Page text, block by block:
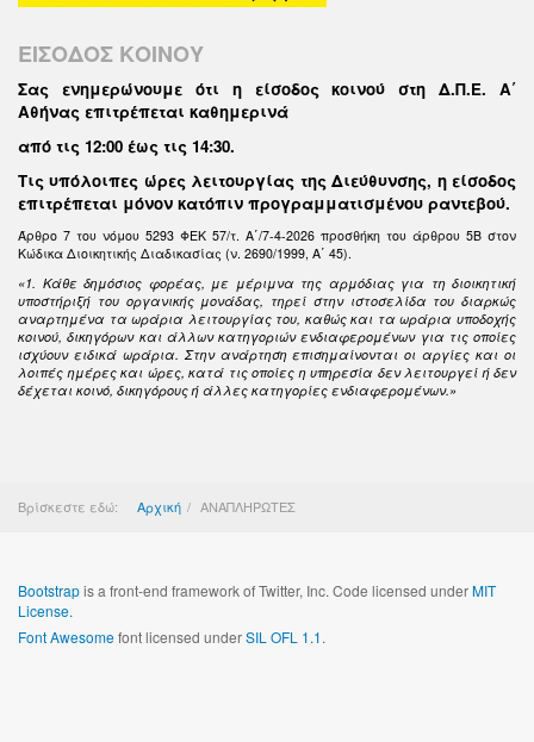
ΕΙΣΟΔΟΣ ΚΟΙΝΟΥ
Σας ενημερώνουμε ότι η είσοδος κοινού στη Δ.Π.Ε. Α΄
Αθήνας επιτρέπεται καθημερινά
από τις 12:00 έως τις 14:30.
Τις υπόλοιπες ώρες λειτουργίας της Διεύθυνσης, η είσοδος
επιτρέπεται μόνον κατόπιν προγραμματισμένου ραντεβού.
Άρθρο 7 του νόμου 5293 ΦΕΚ 57/τ. Α΄/7-4-2026 προσθήκη του άρθρου 5Β στον
Κώδικα Διοικητικής Διαδικασίας (ν. 2690/1999, Α΄ 45).
«1. Κάθε δημόσιος φορέας, με μέριμνα της αρμόδιας για τη διοικητική
υποστήριξή του οργανικής μονάδας, τηρεί στην ιστοσελίδα του διαρκώς
αναρτημένα τα ωράρια λειτουργίας του, καθώς και τα ωράρια υποδοχής
κοινού, δικηγόρων και άλλων κατηγοριών ενδιαφερομένων για τις οποίες
ισχύουν ειδικά ωράρια. Στην ανάρτηση επισημαίνονται οι αργίες και οι
λοιπές ημέρες και ώρες, κατά τις οποίες η υπηρεσία δεν λειτουργεί ή δεν
δέχεται κοινό, δικηγόρους ή άλλες κατηγορίες ενδιαφερομένων.»
Βρίσκεστε εδώ: Αρχική ΑΝΑΠΛΗΡΩΤΕΣ
Bootstrapis a front-end framework of Twitter, Inc. Code licensed underMIT
License.
Font Awesomefont licensed underSIL OFL 1.1.